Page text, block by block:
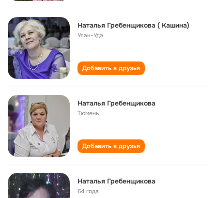
Наталья Гребенщикова ( Кашина)
Улан-Удэ
Добавить в друзья
Наталья Гребенщикова
Тюмень
Добавить в друзья
Наталья Гребенщикова
64 года